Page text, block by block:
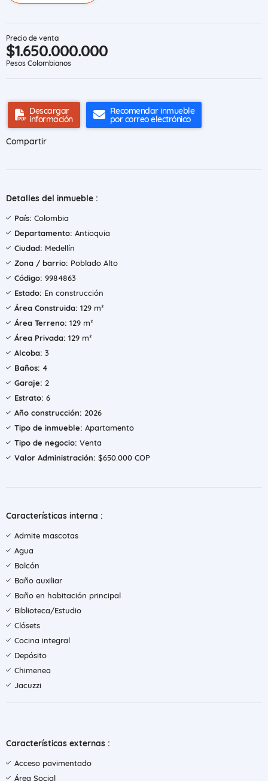
Precio de venta
$1.650.000.000
Pesos Colombianos
Descargar
información
Recomendar inmueble
por correo electrónico
Compartir
Detalles del inmueble :
País: Colombia
Departamento: Antioquia
Ciudad: Medellín
Zona / barrio: Poblado Alto
Código: 9984863
Estado: En construcción
Área Construida: 129 m²
Área Terreno: 129 m²
Área Privada: 129 m²
Alcoba: 3
Baños: 4
Garaje: 2
Estrato: 6
Año construcción: 2026
Tipo de inmueble: Apartamento
Tipo de negocio: Venta
Valor Administración: $650.000 COP
Características interna :
Admite mascotas
Agua
Balcón
Baño auxiliar
Baño en habitación principal
Biblioteca/Estudio
Clósets
Cocina integral
Depósito
Chimenea
Jacuzzi
Características externas :
Acceso pavimentado
Área Social